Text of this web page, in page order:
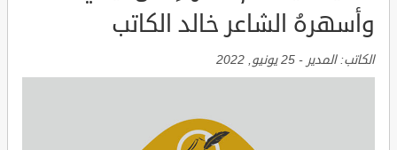
وأسهرهُ الشاعر خالد الكاتب
الكاتب:المدير - 25 يونيو, 2022